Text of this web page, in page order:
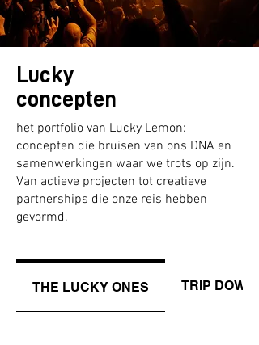
Lucky
concepten
het portfolio van Lucky Lemon:
concepten die bruisen van ons DNA en
samenwerkingen waar we trots op zijn.
Van actieve projecten tot creatieve
partnerships die onze reis hebben
gevormd.
THE LUCKY ONES TRIP DOWN